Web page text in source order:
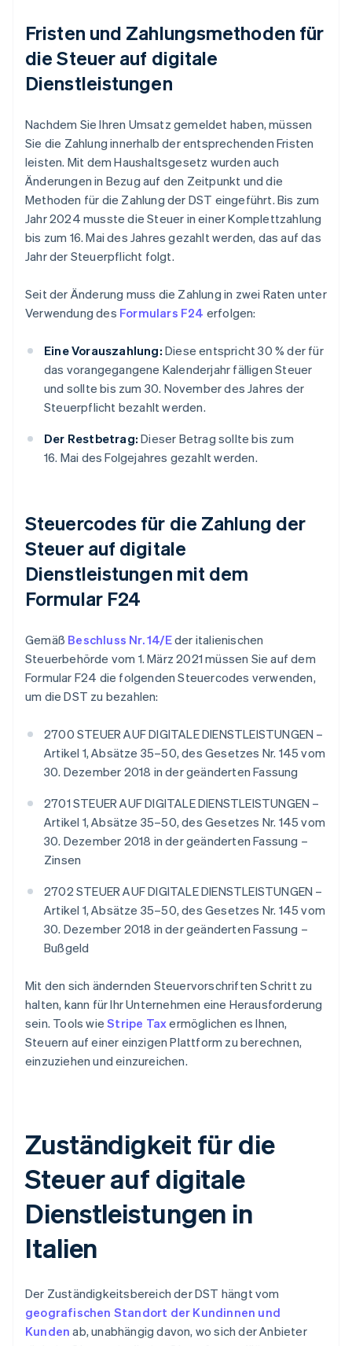
Fristen und Zahlungsmethoden für
die Steuer auf digitale
Dienstleistungen
Nachdem Sie Ihren Umsatz gemeldet haben, müssen
Sie die Zahlung innerhalb der entsprechenden Fristen
leisten. Mit dem Haushaltsgesetz wurden auch
Änderungen in Bezug auf den Zeitpunkt und die
Methoden für die Zahlung der DST eingeführt. Bis zum
Jahr 2024 musste die Steuer in einer Komplettzahlung
bis zum 16. Mai des Jahres gezahlt werden, das auf das
Jahr der Steuerpflicht folgt.
Seit der Änderung muss die Zahlung in zwei Raten unter
Verwendung des Formulars F24 erfolgen:
Eine Vorauszahlung: Diese entspricht 30 % der für
das vorangegangene Kalenderjahr fälligen Steuer
und sollte bis zum 30. November des Jahres der
Steuerpflicht bezahlt werden.
Der Restbetrag: Dieser Betrag sollte bis zum
16. Mai des Folgejahres gezahlt werden.
Steuercodes für die Zahlung der
Steuer auf digitale
Dienstleistungen mit dem
Formular F24
Gemäß Beschluss Nr. 14/Eder italienischen
Steuerbehörde vom 1. März 2021 müssen Sie auf dem
Formular F24 die folgenden Steuercodes verwenden,
um die DST zu bezahlen:
2700 STEUER AUF DIGITALE DIENSTLEISTUNGEN –
Artikel 1, Absätze 35–50, des Gesetzes Nr. 145 vom
30. Dezember 2018 in der geänderten Fassung
2701 STEUER AUF DIGITALE DIENSTLEISTUNGEN –
Artikel 1, Absätze 35–50, des Gesetzes Nr. 145 vom
30. Dezember 2018 in der geänderten Fassung –
Zinsen
2702 STEUER AUF DIGITALE DIENSTLEISTUNGEN –
Artikel 1, Absätze 35–50, des Gesetzes Nr. 145 vom
30. Dezember 2018 in der geänderten Fassung –
Bußgeld
Mit den sich ändernden Steuervorschriften Schritt zu
halten, kann für Ihr Unternehmen eine Herausforderung
sein. Tools wieStripe Taxermöglichen es Ihnen,
Steuern auf einer einzigen Plattform zu berechnen,
einzuziehen und einzureichen.
Zuständigkeit für die
Steuer auf digitale
Dienstleistungen in
Italien
Der Zuständigkeitsbereich der DST hängt vom
geografischen Standort der Kundinnen und
Kunden ab, unabhängig davon, wo sich der Anbieter